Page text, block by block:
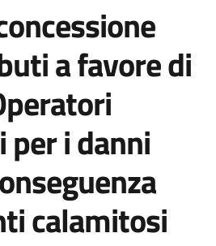
a favore di
per i danni
calamitosi